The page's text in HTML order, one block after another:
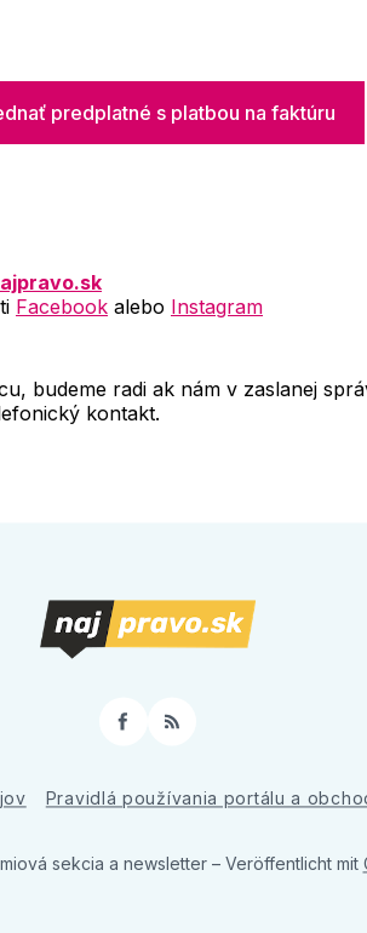
predplatné s platbou na faktúru
Facebook alebo Instagram
budeme radi ak nám v zaslanej
kontakt.
Facebook
RSS
Pravidlá používania portálu a
sekcia a newsletter – Veröffentlicht mit